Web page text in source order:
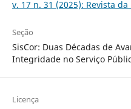
v. 17 n. 31 (2025): Revista
Seção
SisCor: Duas Décadas de
Integridade no Serviço
Licença